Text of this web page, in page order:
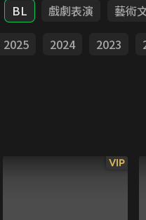
BL 戲劇表演 藝術
2025 2024 2023
VIP